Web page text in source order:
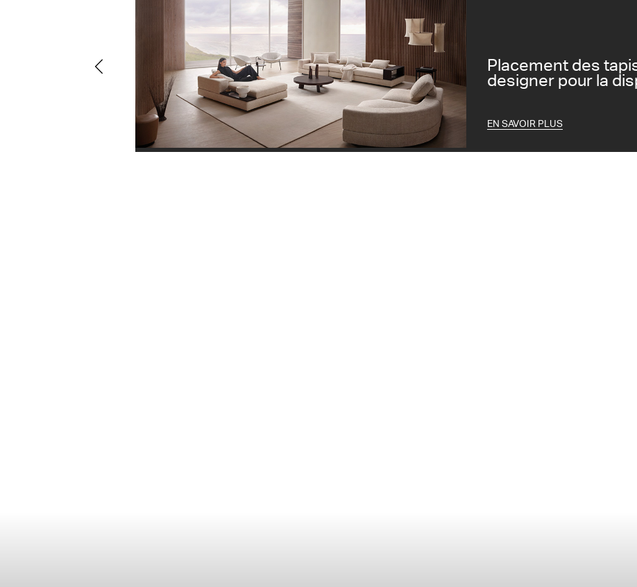
Placement des
designer pour la
EN SAVOIR PLUS